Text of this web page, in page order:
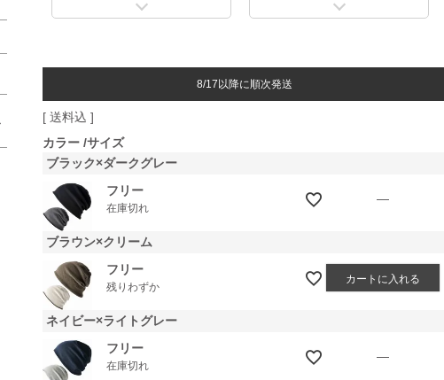
8/17以降に順次発送
送料込
カラー サイズ
ブラック×ダークグレー
フリー
在庫切れ
—
ブラウン×クリーム
フリー
残りわずか
カートに入れる
ネイビー×ライトグレー
フリー
在庫切れ
—